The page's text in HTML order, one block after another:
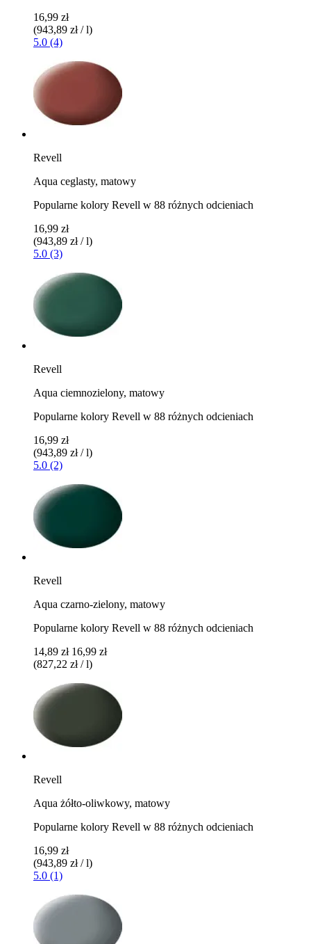
16,99 zł
(943,89 zł / l)
5.0 (4)
Revell
Aqua ceglasty, matowy
Popularne kolory Revell w 88 różnych odcieniach
16,99 zł
(943,89 zł / l)
5.0 (3)
Revell
Aqua ciemnozielony, matowy
Popularne kolory Revell w 88 różnych odcieniach
16,99 zł
(943,89 zł / l)
5.0 (2)
Revell
Aqua czarno-zielony, matowy
Popularne kolory Revell w 88 różnych odcieniach
14,89 zł 16,99 zł
(827,22 zł / l)
Revell
Aqua żółto-oliwkowy, matowy
Popularne kolory Revell w 88 różnych odcieniach
16,99 zł
(943,89 zł / l)
5.0 (1)